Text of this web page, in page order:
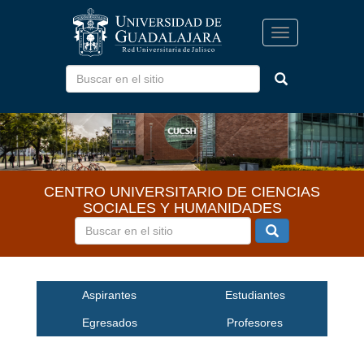
Toggle
navigation
CENTRO UNIVERSITARIO DE CIENCIAS
SOCIALES Y HUMANIDADES
InicioAspirantes Estudiantes
Egresados Profesores